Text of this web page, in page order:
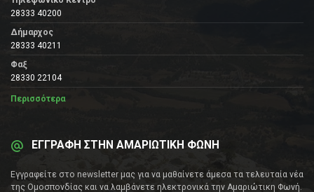
28333 40200
Δήμαρχος
28333 40211
Φαξ
28330 22104
Περισσότερα
ΕΓΓΡΑΦΗ ΣΤΗΝ ΑΜΑΡΙΩΤΙΚΗ ΦΩΝΗ
Εγγραφείτε στο newsletter μας για να μαθαίνετε άμεσα τα τελευταία νέα
της Ομοσπονδίας και να λαμβάνετε ηλεκτρονικά την Αμαριώτικη Φωνή.